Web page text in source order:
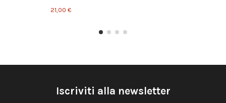
21,00 €
Iscriviti alla newsletter